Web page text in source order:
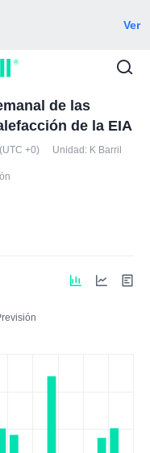
Ver
de las
de la EIA
+0) Unidad: K Barril